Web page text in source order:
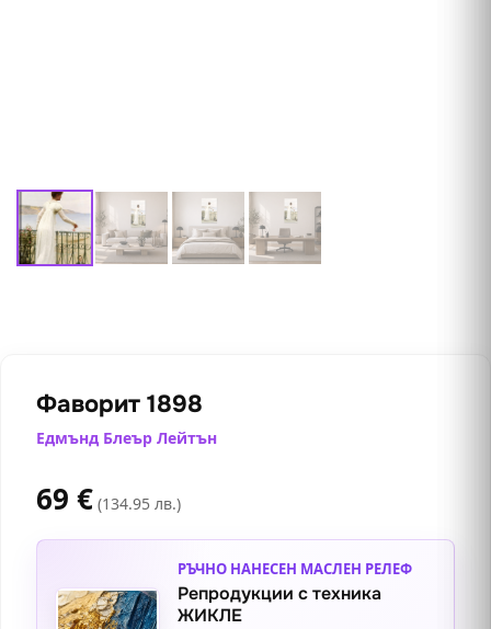
Фаворит 1898
Едмънд Блеър Лейтън
69 € (134.95 лв.)
РЪЧНО НАНЕСЕН МАСЛЕН РЕЛЕФ
Репродукции с техника
ЖИКЛЕ